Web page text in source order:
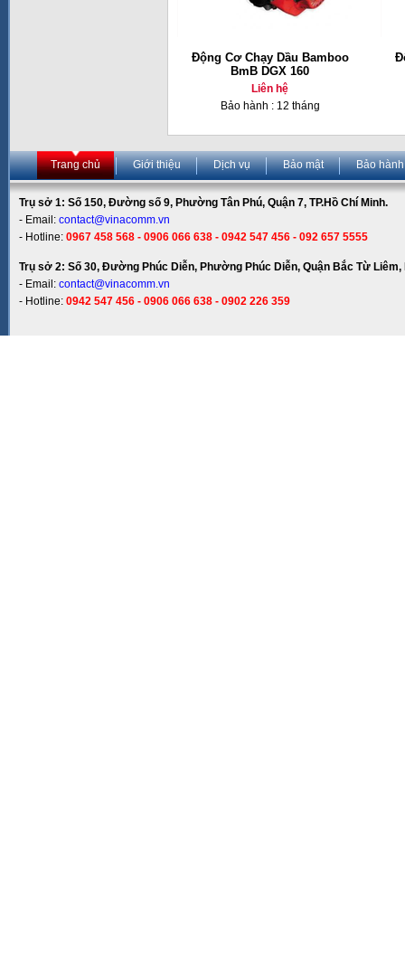
Động Cơ Chạy Dầu Bamboo
BmB DGX 160
Liên hệ
Bảo hành : 12 tháng
Trang chủ Giới thiệu Dịch vụ Bảo mật Bảo hành
Trụ sở 1: Số 150, Đường số 9, Phường Tân Phú, Quận 7, TP.Hồ Chí Minh.
- Email: contact@vinacomm.vn
- Hotline: 0967 458 568 - 0906 066 638 - 0942 547 456 - 092 657 5555
Trụ sở 2: Số 30, Đường Phúc Diễn, Phường Phúc Diễn, Quận Bắc Từ Liêm,
- Email: contact@vinacomm.vn
- Hotline: 0942 547 456 - 0906 066 638 - 0902 226 359